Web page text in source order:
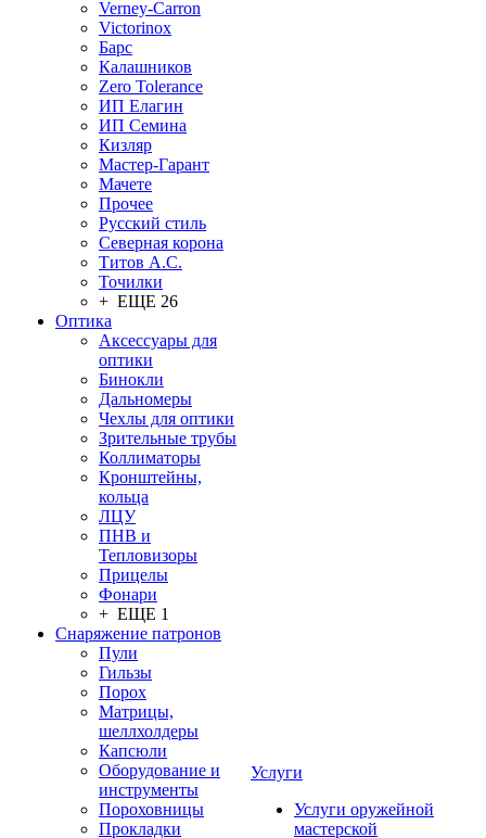
Verney-Carron
Victorinox
Барс
Калашников
Zero Tolerance
ИП Елагин
ИП Семина
Кизляр
Мастер-Гарант
Мачете
Прочее
Русский стиль
Северная корона
Титов А.С.
Точилки
+ ЕЩЕ 26
Оптика
Аксессуары для
оптики
Бинокли
Дальномеры
Чехлы для оптики
Зрительные трубы
Коллиматоры
Кронштейны,
кольца
ЛЦУ
ПНВ и
Тепловизоры
Прицелы
Фонари
+ ЕЩЕ 1
Снаряжение патронов
Пули
Гильзы
Порох
Матрицы,
шеллхолдеры
Капсюли
Оборудование и
инструменты
Пороховницы
Прокладки
Услуги
Услуги оружейной
мастерской